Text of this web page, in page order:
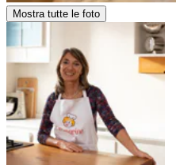
Mostra tutte le foto